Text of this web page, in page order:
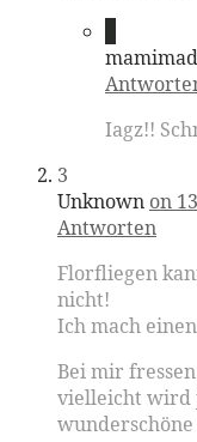
Iagz!!
3
Unknown on
Antworten
Florfliegen
nicht!
Ich mach
Bei mir
vielleicht wird